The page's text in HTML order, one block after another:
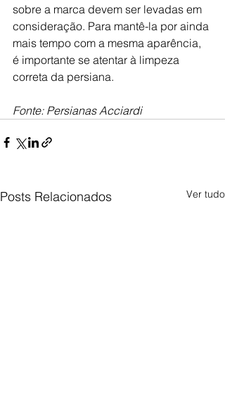
sobre a marca devem ser levadas em
consideração. Para mantê-la por ainda
mais tempo com a mesma aparência,
é importante se atentar à limpeza
correta da persiana.
Fonte: Persianas Acciardi
Posts Relacionados Ver tudo